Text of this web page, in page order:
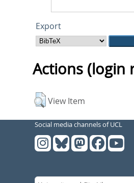
Export
Actions (login
View Item
Social media channels of UCL